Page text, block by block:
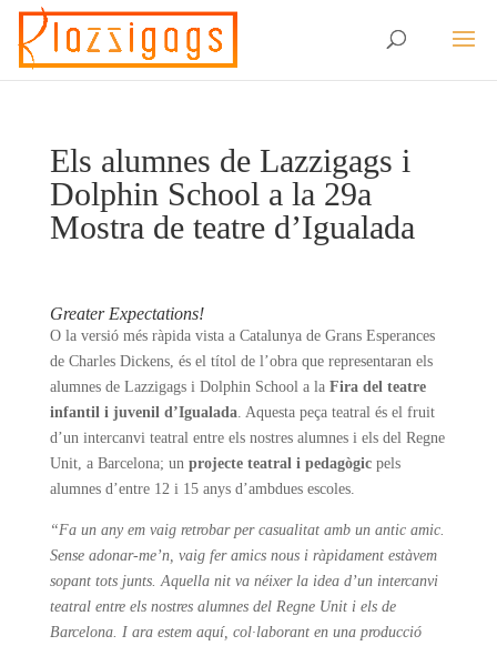
Els alumnes de Lazzigags i
Dolphin School a la 29a
Mostra de teatre d’Igualada
Greater Expectations!
O la versió més ràpida vista a Catalunya de Grans Esperances
de Charles Dickens, és el títol de l’obra que representaran els
alumnes de Lazzigags i Dolphin School a la Fira del teatre
infantil i juvenil d’Igualada. Aquesta peça teatral és el fruit
d’un intercanvi teatral entre els nostres alumnes i els del Regne
Unit, a Barcelona; un projecte teatral i pedagògicpels
alumnes d’entre 12 i 15 anys d’ambdues escoles.
“Fa un any em vaig retrobar per casualitat amb un antic amic.
Sense adonar-me’n, vaig fer amics nous i ràpidament estàvem
sopant tots junts. Aquella nit va néixer la idea d’un intercanvi
teatral entre els nostres alumnes del Regne Unit i els de
Barcelona. I ara estem aquí, col·laborant en una producció